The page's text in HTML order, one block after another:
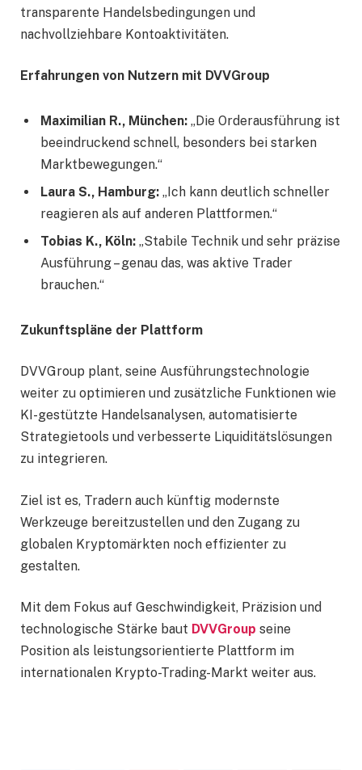
transparente Handelsbedingungen und
nachvollziehbare Kontoaktivitäten.
Erfahrungen von Nutzern mit DVVGroup
Maximilian R., München: „Die Orderausführung ist
beeindruckend schnell, besonders bei starken
Marktbewegungen.“
Laura S., Hamburg: „Ich kann deutlich schneller
reagieren als auf anderen Plattformen.“
Tobias K., Köln: „Stabile Technik und sehr präzise
Ausführung – genau das, was aktive Trader
brauchen.“
Zukunftspläne der Plattform
DVVGroup plant, seine Ausführungstechnologie
weiter zu optimieren und zusätzliche Funktionen wie
KI-gestützte Handelsanalysen, automatisierte
Strategietools und verbesserte Liquiditätslösungen
zu integrieren.
Ziel ist es, Tradern auch künftig modernste
Werkzeuge bereitzustellen und den Zugang zu
globalen Kryptomärkten noch effizienter zu
gestalten.
Mit dem Fokus auf Geschwindigkeit, Präzision und
technologische Stärke baut DVVGroup seine
Position als leistungsorientierte Plattform im
internationalen Krypto-Trading-Markt weiter aus.